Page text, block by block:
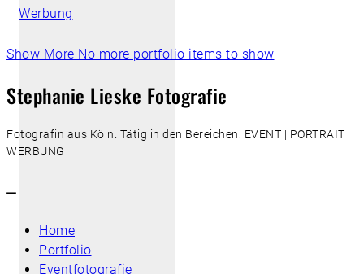
Werbung
Show More No more portfolio items to show
Stephanie Lieske Fotografie
Fotografin aus Köln. Tätig in den Bereichen: EVENT | PORTRAIT |
WERBUNG
–
Home
Portfolio
Eventfotografie